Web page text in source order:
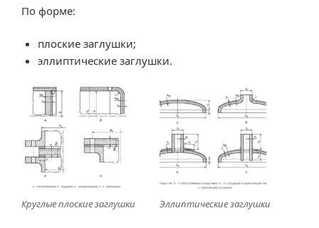
По форме:
плоские заглушки;
эллиптические заглушки.
Круглые плоские заглушки Эллиптические заглушки